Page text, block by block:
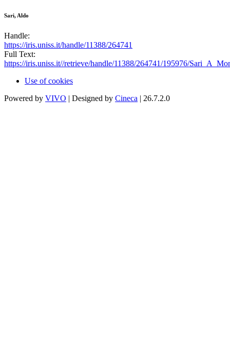
Sari, Aldo
Handle:
https://iris.uniss.it/handle/11388/264741
Full Text:
https://iris.uniss.it//retrieve/handle/11388/264741/195976/
Use of cookies
Powered by VIVO | Designed by Cineca | 26.7.2.0